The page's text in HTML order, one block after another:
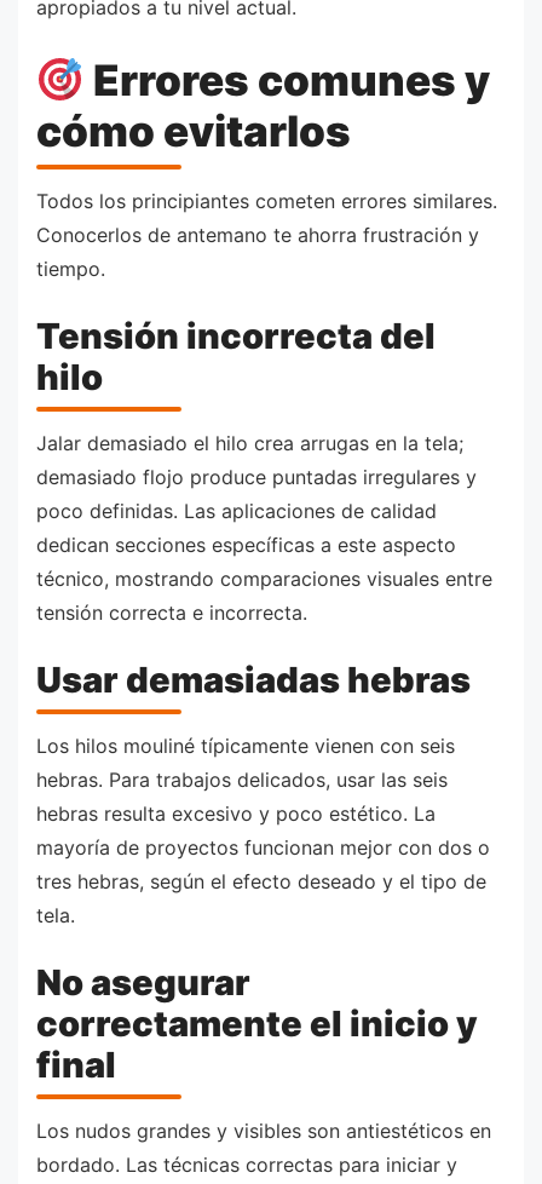
apropiados a tu nivel actual.
Errores comunes y
cómo evitarlos
Todos los principiantes cometen errores similares.
Conocerlos de antemano te ahorra frustración y
tiempo.
Tensión incorrecta del
hilo
Jalar demasiado el hilo crea arrugas en la tela;
demasiado flojo produce puntadas irregulares y
poco definidas. Las aplicaciones de calidad
dedican secciones específicas a este aspecto
técnico, mostrando comparaciones visuales entre
tensión correcta e incorrecta.
Usar demasiadas hebras
Los hilos mouliné típicamente vienen con seis
hebras. Para trabajos delicados, usar las seis
hebras resulta excesivo y poco estético. La
mayoría de proyectos funcionan mejor con dos o
tres hebras, según el efecto deseado y el tipo de
tela.
No asegurar
correctamente el inicio y
final
Los nudos grandes y visibles son antiestéticos en
bordado. Las técnicas correctas para iniciar y